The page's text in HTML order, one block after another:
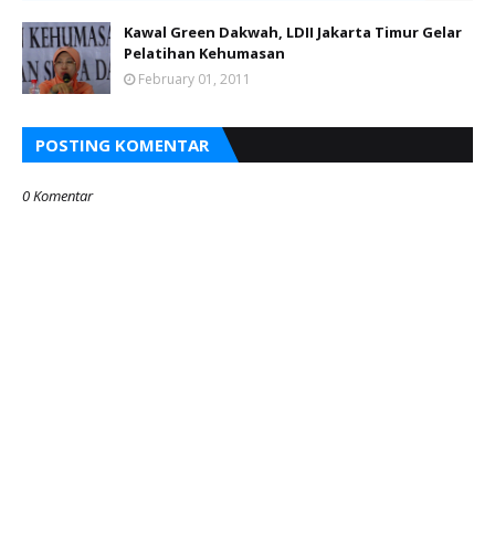
Kawal Green Dakwah, LDII Jakarta Timur Gelar
Pelatihan Kehumasan
February 01, 2011
POSTING KOMENTAR
0 Komentar